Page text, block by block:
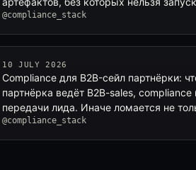
@compliance_stack
10 JULY 2026
Compliance для B2B-сейл партнёрки:
партнёрка ведёт B2B-sales,
передачи лида. Иначе ломается не
@compliance_stack